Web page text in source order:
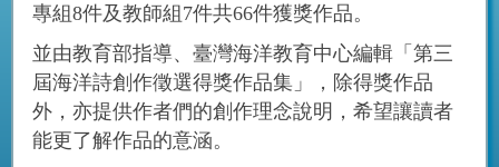
專組8件及教師組7件共66件獲獎作品。
並由教育部指導、臺灣海洋教育中心編輯「第三
屆海洋詩創作徵選得獎作品集」，除得獎作品
外，亦提供作者們的創作理念說明，希望讓讀者
能更了解作品的意涵。